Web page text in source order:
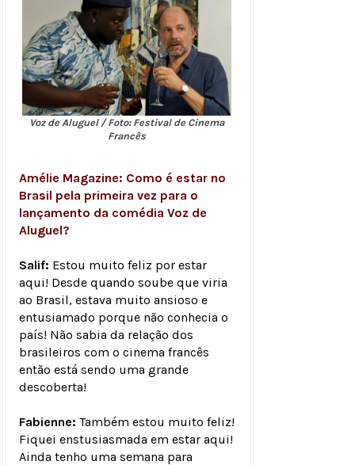
Voz de Aluguel / Foto: Festival de Cinema
Francês
Amélie Magazine: Como é estar no
Brasil pela primeira vez para o
lançamento da comédia Voz de
Aluguel?
Salif: Estou muito feliz por estar
aqui! Desde quando soube que viria
ao Brasil, estava muito ansioso e
entusiamado porque não conhecia o
país! Não sabia da relação dos
brasileiros com o cinema francês
então está sendo uma grande
descoberta!
Fabienne: Também estou muito feliz!
Fiquei enstusiasmada em estar aqui!
Ainda tenho uma semana para